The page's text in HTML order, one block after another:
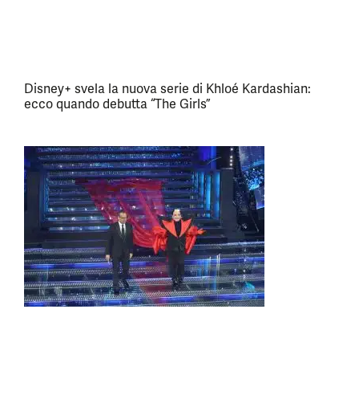
Disney+ svela la nuova serie di Khloé Kardashian:
ecco quando debutta “The Girls”